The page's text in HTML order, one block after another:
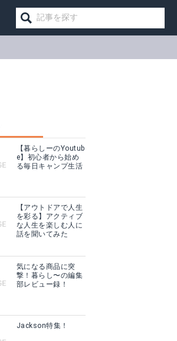
【暮らしーのYoutub
e】初心者から始め
る毎日キャンプ生活
【アウトドアで人生
を彩る】アクティブ
な人生を楽しむ人に
話を聞いてみた
気になる商品に突
撃！暮らし〜の編集
部レビュー録！
Jackson特集！